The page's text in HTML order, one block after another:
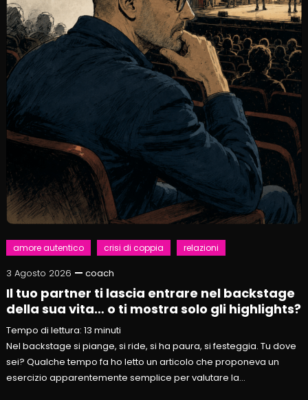
amore autentico crisi di coppia relazioni
3 Agosto 2026 coach
Il tuo partner ti lascia entrare nel backstage
della sua vita… o ti mostra solo gli highlights?
Tempo di lettura:13 minuti
Nel backstage si piange, si ride, si ha paura, si festeggia. Tu dove
sei? Qualche tempo fa ho letto un articolo che proponeva un
esercizio apparentemente semplice per valutare la…